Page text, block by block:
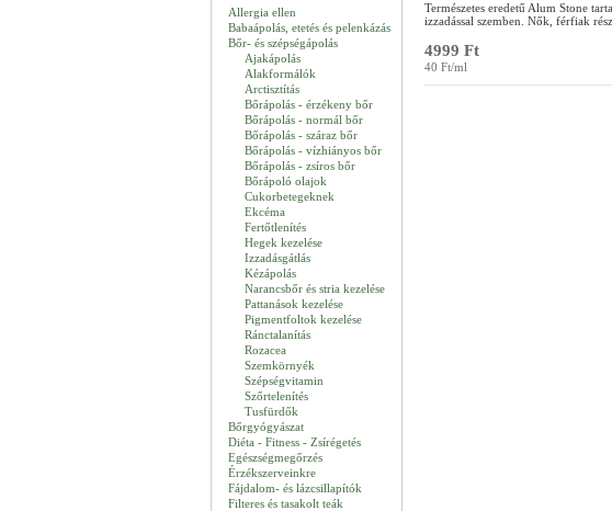
Allergia ellen
Babaápolás, etetés és pelenkázás
Bőr- és szépségápolás
Ajakápolás
Alakformálók
Arctisztítás
Bőrápolás - érzékeny bőr
Bőrápolás - normál bőr
Bőrápolás - száraz bőr
Bőrápolás - vízhiányos bőr
Bőrápolás - zsíros bőr
Bőrápoló olajok
Cukorbetegeknek
Ekcéma
Fertőtlenítés
Hegek kezelése
Izzadásgátlás
Kézápolás
Narancsbőr és stria kezelése
Pattanások kezelése
Pigmentfoltok kezelése
Ránctalanítás
Rozacea
Szemkörnyék
Szépségvitamin
Szőrtelenítés
Tusfürdők
Bőrgyógyászat
Diéta - Fitness - Zsírégetés
Egészségmegőrzés
Érzékszerveinkre
Fájdalom- és lázcsillapítók
Filteres és tasakolt teák
Természetes eredetű Alum Stone
izzadással szemben. Nők, férfiak
4999 Ft
40 Ft/ml